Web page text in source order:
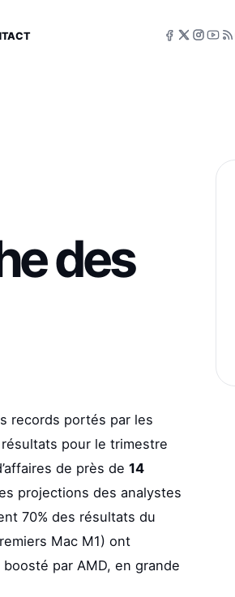
des
records portés par les
pour le trimestre
de près de 14
projections des analystes
70% des résultats du
Mac M1) ont
par AMD, en grande